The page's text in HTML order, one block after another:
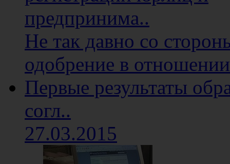
Не так давно со
одобрение в
Первые результаты
согл..
27.03.2015